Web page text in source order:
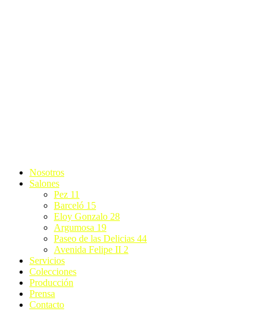
Nosotros
Salones
Pez 11
Barceló 15
Eloy Gonzalo 28
Argumosa 19
Paseo de las Delicias 44
Avenida Felipe II 2
Servicios
Colecciones
Producción
Prensa
Contacto